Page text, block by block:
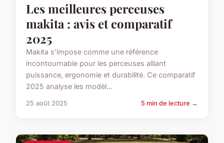
Les meilleures perceuses
makita : avis et comparatif
2025
Makita s'impose comme une référence
incontournable pour les perceuses alliant
puissance, ergonomie et durabilité. Ce comparatif
2025 analyse les modèl...
25 août 2025 5 min de lecture →